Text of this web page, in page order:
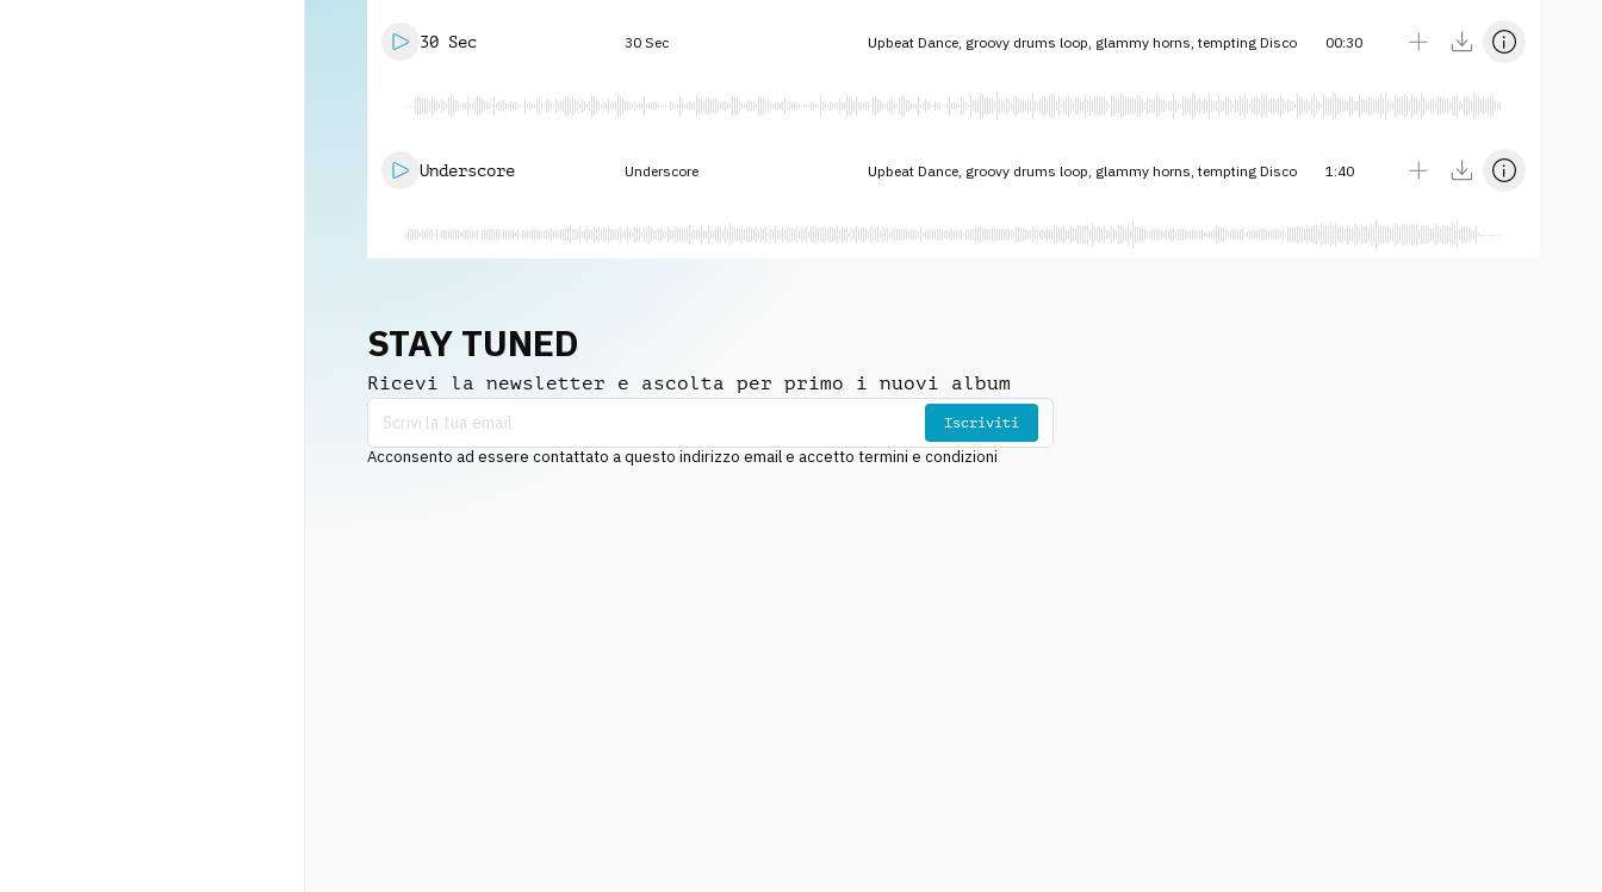
30 Sec 30 Sec Upbeat Dance, groovy drums loop, glammy horns, tempting Disco 00:30
Underscore Underscore Upbeat Dance, groovy drums loop, glammy horns, tempting Disco 1:40
STAY TUNED
Ricevi la newsletter e ascolta per primo i nuovi album
Iscriviti
Acconsento ad essere contattato a questo indirizzo email e accetto termini e condizioni